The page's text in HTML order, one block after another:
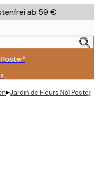
ab 59 €
▸Jardin de Fleurs No1 Poster